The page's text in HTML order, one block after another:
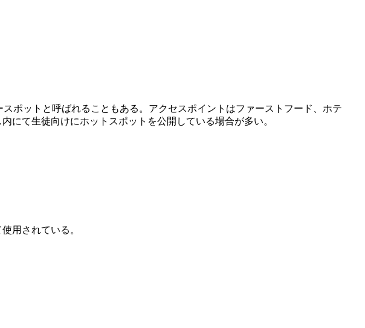
ポットと呼ばれることもある。アクセスポイントはファーストフード、ホテ
にて生徒向けにホットスポットを公開している場合が多い。
用されている。